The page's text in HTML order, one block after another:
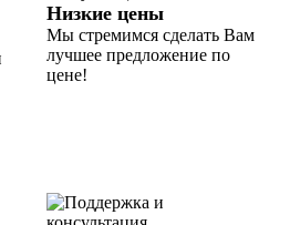
Низкие цены
Мы стремимся сделать Вам
лучшее предложение по
цене!